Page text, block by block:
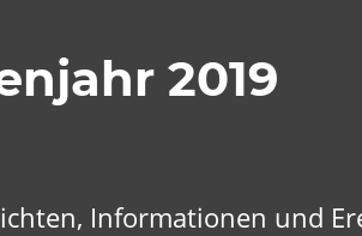
2019
Informationen und